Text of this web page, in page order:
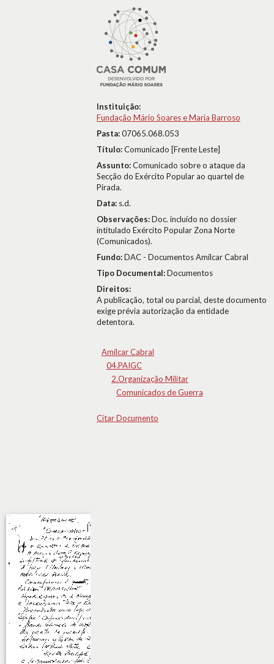
Instituição:
Fundação Mário Soares e Maria Barroso
Pasta:07065.068.053
Título:Comunicado [Frente Leste]
Assunto:Comunicado sobre o ataque da
Secção do Exército Popular ao quartel de
Pirada.
Data: s.d.
Observações:Doc. incluído no dossier
intitulado Exército Popular Zona Norte
(Comunicados).
Fundo:DAC - Documentos Amílcar Cabral
Tipo Documental:Documentos
Direitos:
A publicação, total ou parcial, deste documento
exige prévia autorização da entidade
detentora.
Amílcar Cabral
04.PAIGC
2.Organização Militar
Comunicados de Guerra
Citar Documento